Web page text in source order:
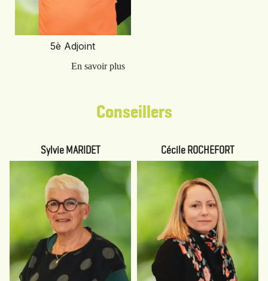
5è Adjoint
Conseillers
Sylvie MARIDET Cécile ROCHEFORT